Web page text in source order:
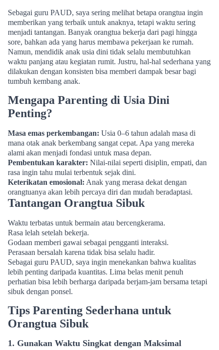
Sebagai guru PAUD, saya sering melihat betapa orangtua ingin
memberikan yang terbaik untuk anaknya, tetapi waktu sering
menjadi tantangan. Banyak orangtua bekerja dari pagi hingga
sore, bahkan ada yang harus membawa pekerjaan ke rumah.
Namun, mendidik anak usia dini tidak selalu membutuhkan
waktu panjang atau kegiatan rumit. Justru, hal-hal sederhana yang
dilakukan dengan konsisten bisa memberi dampak besar bagi
tumbuh kembang anak.
Mengapa Parenting di Usia Dini
Penting?
Masa emas perkembangan: Usia 0–6 tahun adalah masa di
mana otak anak berkembang sangat cepat. Apa yang mereka
alami akan menjadi fondasi untuk masa depan.
Pembentukan karakter: Nilai-nilai seperti disiplin, empati, dan
rasa ingin tahu mulai terbentuk sejak dini.
Keterikatan emosional: Anak yang merasa dekat dengan
orangtuanya akan lebih percaya diri dan mudah beradaptasi.
Tantangan Orangtua Sibuk
Waktu terbatas untuk bermain atau bercengkerama.
Rasa lelah setelah bekerja.
Godaan memberi gawai sebagai pengganti interaksi.
Perasaan bersalah karena tidak bisa selalu hadir.
Sebagai guru PAUD, saya ingin menekankan bahwa kualitas
lebih penting daripada kuantitas. Lima belas menit penuh
perhatian bisa lebih berharga daripada berjam-jam bersama tetapi
sibuk dengan ponsel.
Tips Parenting Sederhana untuk
Orangtua Sibuk
1. Gunakan Waktu Singkat dengan Maksimal